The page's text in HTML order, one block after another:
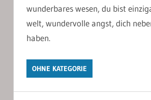
wunderbares wesen, du bist
welt, wundervolle angst, dich
haben.
OHNE KATEGORIE